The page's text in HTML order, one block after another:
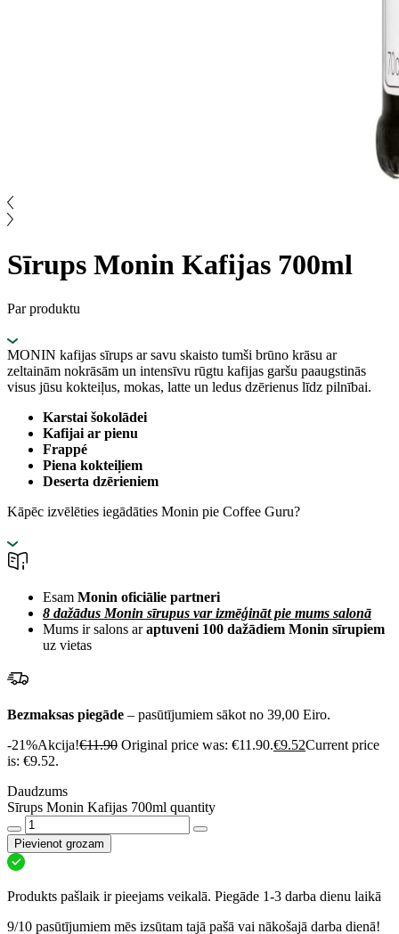
Sīrups Monin Kafijas 700ml
Par produktu
MONIN kafijas sīrups ar savu skaisto tumši brūno krāsu ar
zeltainām nokrāsām un intensīvu rūgtu kafijas garšu paaugstinās
visus jūsu kokteiļus, mokas, latte un ledus dzērienus līdz pilnībai.
Karstai šokolādei
Kafijai ar pienu
Frappé
Piena kokteiļiem
Deserta dzērieniem
Kāpēc izvēlēties iegādāties Monin pie Coffee Guru?
Esam Monin oficiālie partneri
8 dažādus Monin sīrupus var izmēģināt pie mums salonā
Mums ir salons araptuveni 100 dažādiem Monin sīrupiem
uz vietas
Bezmaksas piegāde – pasūtījumiem sākot no 39,00 Eiro.
-21%Akcija!€11.90 Original price was: €11.90.€9.52Current price
is: €9.52.
Daudzums
Sīrups Monin Kafijas 700ml quantity
Pievienot grozam
Produkts pašlaik ir pieejams veikalā. Piegāde 1-3 darba dienu laikā
9/10 pasūtījumiem mēs izsūtam tajā pašā vai nākošajā darba dienā!